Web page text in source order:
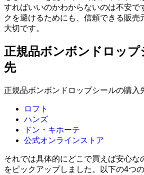
すればいいのかわからないのは不安で
クを避けるためにも、信頼できる販売
大切です。
正規品ボンボンドロップ
先
正規品ボンボンドロップシールの購入
ロフト
ハンズ
ドン・キホーテ
公式オンラインストア
それでは具体的にどこで買えば安心な
をピックアップしました。以下の4つ